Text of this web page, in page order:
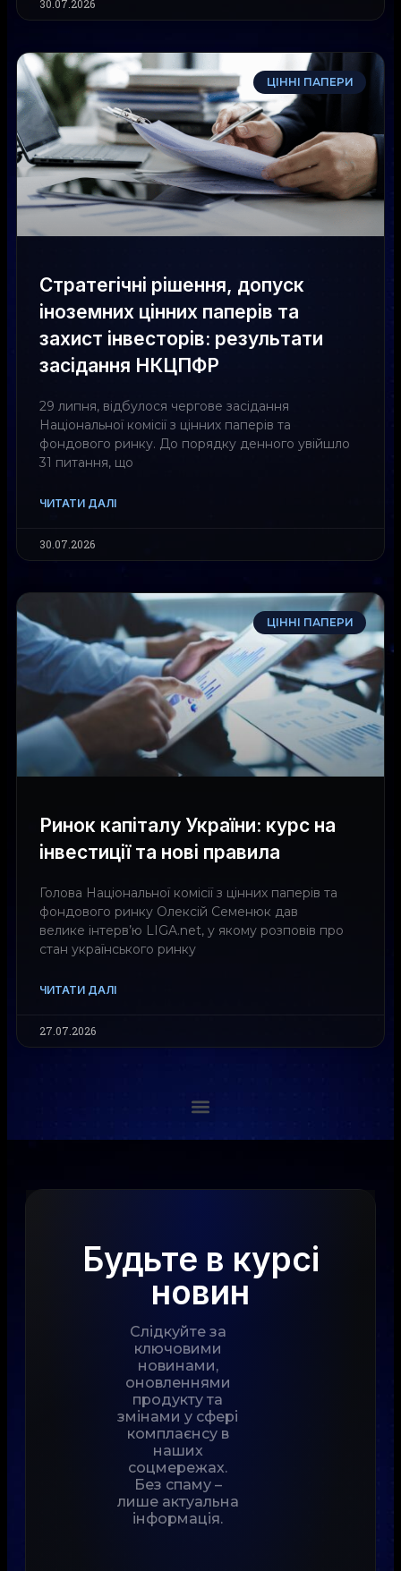
30.07.2026
ЦІННІ ПАПЕРИ
Стратегічні рішення, допуск
іноземних цінних паперів та
захист інвесторів: результати
засідання НКЦПФР
29 липня, відбулося чергове засідання
Національної комісії з цінних паперів та
фондового ринку. До порядку денного увійшло
31 питання, що
ЧИТАТИ ДАЛІ
30.07.2026
ЦІННІ ПАПЕРИ
Ринок капіталу України: курс на
інвестиції та нові правила
Голова Національної комісії з цінних паперів та
фондового ринку Олексій Семенюк дав
велике інтерв’ю LIGA.net, у якому розповів про
стан українського ринку
ЧИТАТИ ДАЛІ
27.07.2026
Будьте в курсі
новин
Слідкуйте за
ключовими
новинами,
оновленнями
продукту та
змінами у сфері
комплаєнсу в
наших
соцмережах.
Без спаму –
лише актуальна
інформація.